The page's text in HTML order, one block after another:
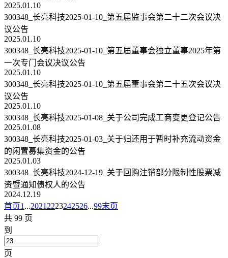
2025.01.10
300348_长亮科技2025-01-10_第五届监事会第二十二次会议决
议公告
2025.01.10
300348_长亮科技2025-01-10_第五届董事会独立董事2025年第
一次专门会议决议公告
2025.01.10
300348_长亮科技2025-01-10_第五届董事会第二十五次会议决
议公告
2025.01.10
300348_长亮科技2025-01-08_关于公司完成工商变更登记公告
2025.01.08
300348_长亮科技2025-01-03_关于归还用于暂时补充流动资金
的闲置募集资金的公告
2025.01.03
300348_长亮科技2024-12-19_关于回购注销部分限制性股票减
资暨通知债权人的公告
2024.12.19
首页1 ...2021 2223242526...99末页
共 99 页
到
页